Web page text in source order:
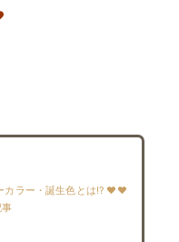
ラー・誕生色とは!? ♥♥